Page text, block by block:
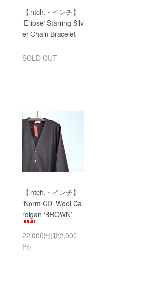
【intch.・インチ】
‘Ellipse‘ Starring Silv
er Chain Bracelet
SOLD OUT
【intch.・インチ】
‘Norm CD’ Wool Ca
rdigan ‘BROWN’
22,000円(税2,000
円)